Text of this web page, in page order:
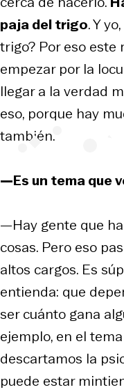
paja del trigo. Y
trigo? Por eso este
empezar por la
llegar a la verdad
eso, porque hay
también.
—Es un tema que
—Hay gente que
cosas. Pero eso
altos cargos. Es
entienda: que
ser cuánto gana
ejemplo, en el
descartamos la
puede estar